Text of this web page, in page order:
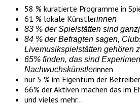
58 % kuratierte Programme in
61 % lokale Künstlerinnen
83 % der Spielstätten sind
84 % der Befragten sagen,
Livemusikspielstätten gehören
65% finden, das sind
Nachwuchskünstlerinnen
nur 5 % im Eigentum der
66% der Aktiven machen das im
und vieles mehr…